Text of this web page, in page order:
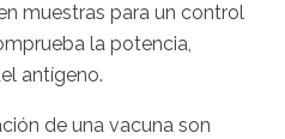
muestras para un control
la potencia,
antígeno.
de una vacuna son